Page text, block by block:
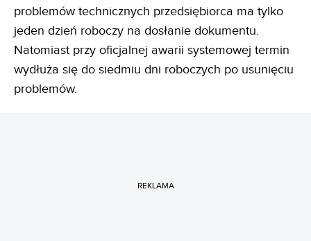
problemów technicznych przedsiębiorca ma tylko
jeden dzień roboczy na dosłanie dokumentu.
Natomiast przy oficjalnej awarii systemowej termin
wydłuża się do siedmiu dni roboczych po usunięciu
problemów.
REKLAMA